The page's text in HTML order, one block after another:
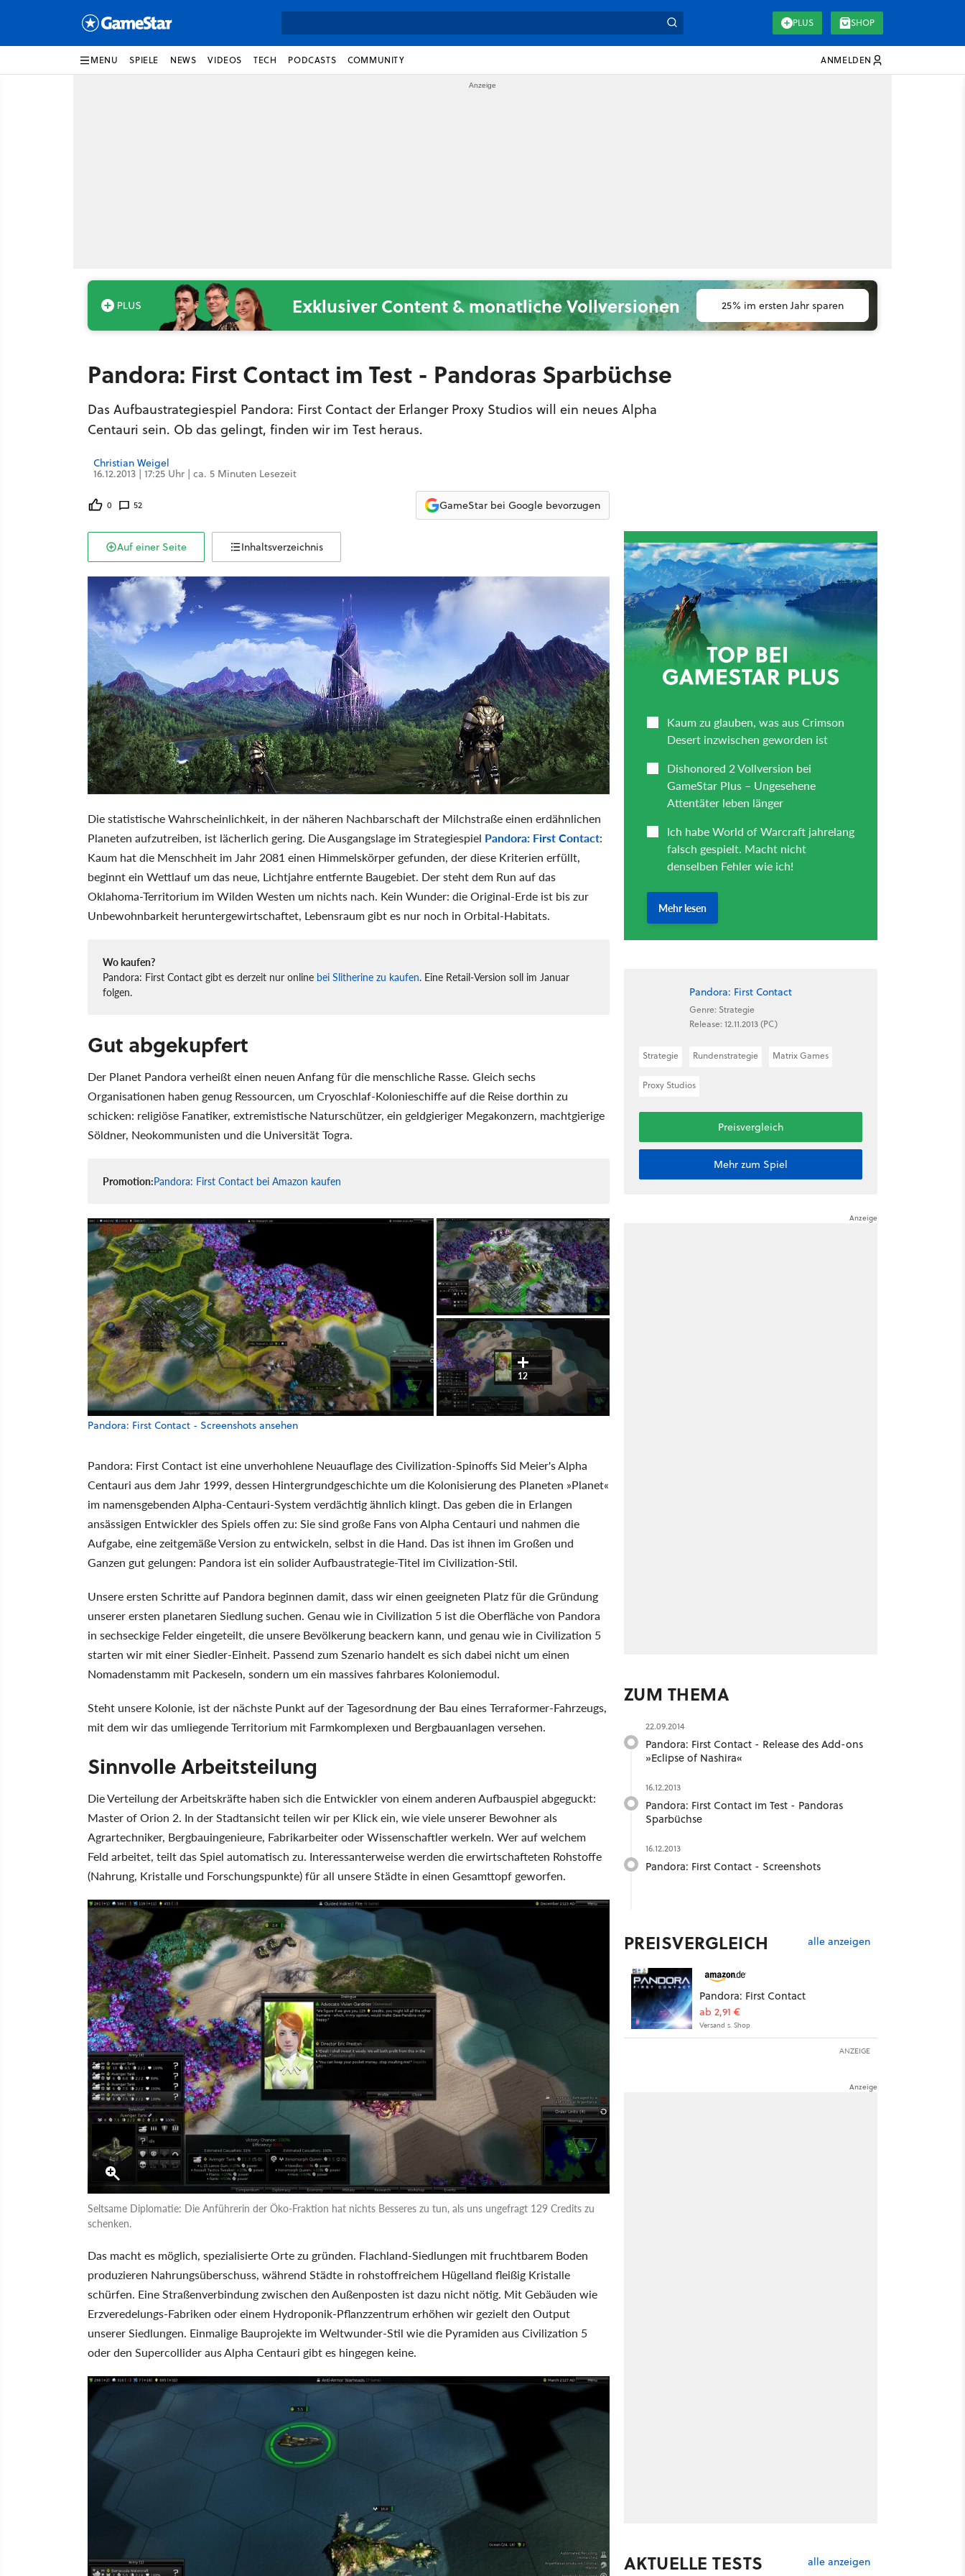
PLUS SHOP
MENU SPIELE NEWS VIDEOS TECH PODCASTS COMMUNITY ANMELDEN
Exklusiver Content & monatliche Vollversionen 25% im ersten Jahr sparen
Pandora: First Contact im Test - Pandoras Sparbüchse
Das Aufbaustrategiespiel Pandora: First Contact der Erlanger Proxy Studios will ein neues Alpha
Centauri sein. Ob das gelingt, finden wir im Test heraus.
Christian Weigel
16.12.2013 | 17:25 Uhr | ca. 5 Minuten Lesezeit
0 52 GameStar bei Google bevorzugen
Auf einer Seite Inhaltsverzeichnis
Die statistische Wahrscheinlichkeit, in der näheren Nachbarschaft der Milchstraße einen erdähnlichen
Planeten aufzutreiben, ist lächerlich gering. Die Ausgangslage im Strategiespiel Pandora: First Contact:
Kaum hat die Menschheit im Jahr 2081 einen Himmelskörper gefunden, der diese Kriterien erfüllt,
beginnt ein Wettlauf um das neue, Lichtjahre entfernte Baugebiet. Der steht dem Run auf das
Oklahoma-Territorium im Wilden Westen um nichts nach. Kein Wunder: die Original-Erde ist bis zur
Unbewohnbarkeit heruntergewirtschaftet, Lebensraum gibt es nur noch in Orbital-Habitats.
Wo kaufen?
Pandora: First Contact gibt es derzeit nur online bei Slitherine zu kaufen. Eine Retail-Version soll im Januar
folgen.
Gut abgekupfert
Der Planet Pandora verheißt einen neuen Anfang für die menschliche Rasse. Gleich sechs
Organisationen haben genug Ressourcen, um Cryoschlaf-Kolonieschiffe auf die Reise dorthin zu
schicken: religiöse Fanatiker, extremistische Naturschützer, ein geldgieriger Megakonzern, machtgierige
Söldner, Neokommunisten und die Universität Togra.
Promotion:Pandora: First Contact bei Amazon kaufen
12
Pandora: First Contact - Screenshots ansehen
Pandora: First Contact ist eine unverhohlene Neuauflage des Civilization-Spinoffs Sid Meier's Alpha
Centauri aus dem Jahr 1999, dessen Hintergrundgeschichte um die Kolonisierung des Planeten »Planet«
im namensgebenden Alpha-Centauri-System verdächtig ähnlich klingt. Das geben die in Erlangen
ansässigen Entwickler des Spiels offen zu: Sie sind große Fans von Alpha Centauri und nahmen die
Aufgabe, eine zeitgemäße Version zu entwickeln, selbst in die Hand. Das ist ihnen im Großen und
Ganzen gut gelungen: Pandora ist ein solider Aufbaustrategie-Titel im Civilization-Stil.
Unsere ersten Schritte auf Pandora beginnen damit, dass wir einen geeigneten Platz für die Gründung
unserer ersten planetaren Siedlung suchen. Genau wie in Civilization 5 ist die Oberfläche von Pandora
in sechseckige Felder eingeteilt, die unsere Bevölkerung beackern kann, und genau wie in Civilization 5
starten wir mit einer Siedler-Einheit. Passend zum Szenario handelt es sich dabei nicht um einen
Nomadenstamm mit Packeseln, sondern um ein massives fahrbares Koloniemodul.
Steht unsere Kolonie, ist der nächste Punkt auf der Tagesordnung der Bau eines Terraformer-Fahrzeugs,
mit dem wir das umliegende Territorium mit Farmkomplexen und Bergbauanlagen versehen.
Sinnvolle Arbeitsteilung
Die Verteilung der Arbeitskräfte haben sich die Entwickler von einem anderen Aufbauspiel abgeguckt:
Master of Orion 2. In der Stadtansicht teilen wir per Klick ein, wie viele unserer Bewohner als
Agrartechniker, Bergbauingenieure, Fabrikarbeiter oder Wissenschaftler werkeln. Wer auf welchem
Feld arbeitet, teilt das Spiel automatisch zu. Interessanterweise werden die erwirtschafteten Rohstoffe
(Nahrung, Kristalle und Forschungspunkte) für all unsere Städte in einen Gesamttopf geworfen.
Seltsame Diplomatie: Die Anführerin der Öko-Fraktion hat nichts Besseres zu tun, als uns ungefragt 129 Credits zu
schenken.
Das macht es möglich, spezialisierte Orte zu gründen. Flachland-Siedlungen mit fruchtbarem Boden
produzieren Nahrungsüberschuss, während Städte in rohstoffreichem Hügelland fleißig Kristalle
schürfen. Eine Straßenverbindung zwischen den Außenposten ist dazu nicht nötig. Mit Gebäuden wie
Erzveredelungs-Fabriken oder einem Hydroponik-Pflanzzentrum erhöhen wir gezielt den Output
unserer Siedlungen. Einmalige Bauprojekte im Weltwunder-Stil wie die Pyramiden aus Civilization 5
oder den Supercollider aus Alpha Centauri gibt es hingegen keine.
Pandora: First Contact
Genre: Strategie
Release: 12.11.2013 (PC)
Strategie Rundenstrategie Matrix Games
Proxy Studios
Preisvergleich
Mehr zum Spiel
ZUM THEMA
22.09.2014
Pandora: First Contact - Release des Add-ons
»Eclipse of Nashira«
16.12.2013
Pandora: First Contact im Test - Pandoras
Sparbüchse
16.12.2013
Pandora: First Contact - Screenshots
PREISVERGLEICH alle anzeigen
Pandora: First Contact
ab 2,91 €
Versand s. Shop
ANZEIGE
AKTUELLE TESTS alle anzeigen